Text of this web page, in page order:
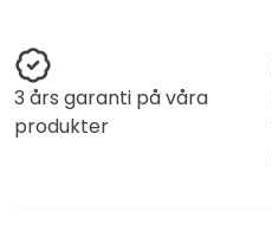
3 års garanti på våra
produkter